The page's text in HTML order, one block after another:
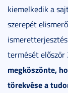
kiemelkedik a
szerepét
termését
megköszönte,
törekvése a